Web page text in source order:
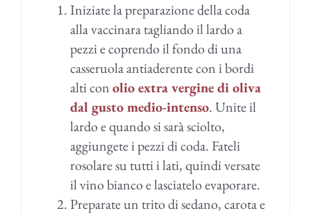
Iniziate la preparazione della coda
alla vaccinara tagliando il lardo a
pezzi e coprendo il fondo di una
casseruola antiaderente con i bordi
alti conolio extra vergine di oliva
dal gusto medio-intenso. Unite il
lardo e quando si sarà sciolto,
aggiungete i pezzi di coda. Fateli
rosolare su tutti i lati, quindi versate
il vino bianco e lasciatelo evaporare.
Preparate un trito di sedano, carota e